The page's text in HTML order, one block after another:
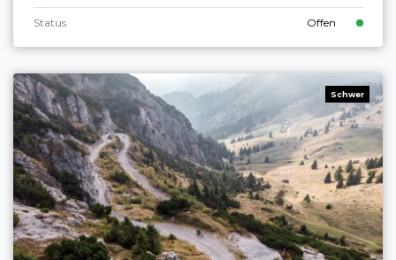
Status Offen
Schwer